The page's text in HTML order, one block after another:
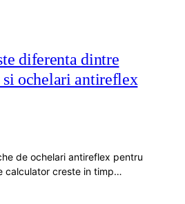
diferenta dintre
ochelari antireflex
de ochelari antireflex pentru
calculator creste in timp…